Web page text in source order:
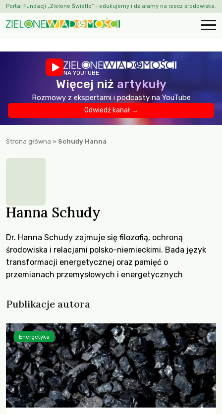
Portal Fundacji „Zielone Światło” - edukujemy i działamy na rzecz środowiska.
NA YOUTUBE
Więcej niż artykuły
Rozmowy z ekspertami i podcasty na YouTube
Odwiedź kanał →
Strona główna » Schudy Hanna
Hanna Schudy
Dr. Hanna Schudy zajmuje się filozofią, ochroną
środowiska i relacjami polsko-niemieckimi. Bada język
transformacji energetycznej oraz pamięć o
przemianach przemysłowych i energetycznych
Publikacje autora
Energetyka